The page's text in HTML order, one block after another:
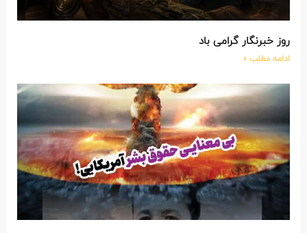
روز خبرنگار گرامی باد
ادامه مطلب »